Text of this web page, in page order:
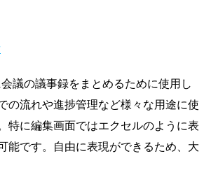
議の議事録をまとめるために使用し
の流れや進捗管理など様々な用途に使
特に編集画面ではエクセルのように表
能です。自由に表現ができるため、大